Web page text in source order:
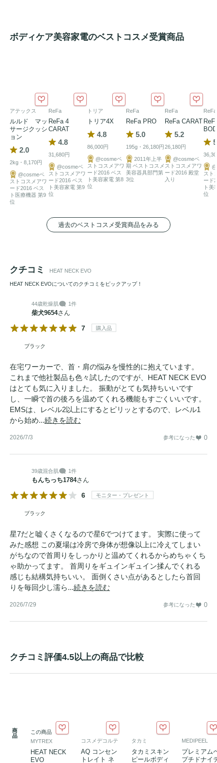
パッドを採用することで、首から肩まわりまで広範囲を一気
135％**向上するという結果が得られました。
*自社従来品比
**自社従来品と比較したアンケート結果/自社調べ n＝14
ボディケア美容家電のベストコスメ受賞商品
アテックス
ルルド マッ
サージクッシ
ョン
2.0
2kg・8,170円
@cosmeベ
ストコスメアワ
ード2016 ベス
ト医療機器 第9
位
ReFa
ReFa 4
CARAT
4.8
31,680円
@cosmeベ
ストコスメアワ
ード2016 ベス
ト美容家電 第9
位
トリア
トリア4X
4.8
86,000円
@cosmeベ
ストコスメアワ
ード2016 ベス
ト美容家電 第8
位
ReFa
ReFa PRO
5.0
195g・26,180円
2011年上半
期 ベストコスメ
美容器具部門第
3位
ReFa
ReFa CARAT
5.2
26,180円
@cosmeベ
ストコスメアワ
ード2016 殿堂
入り
ReFa
スト
ード
ト美
位
過去のベストコスメ受賞商品をみる
クチコミ HEAT NECK EVO
HEAT NECK EVOについてのクチコミをピックアップ！
44歳乾燥肌 1件
柴犬9654さん
7 購入品
ブラック
在宅ワーカーで、首・肩の悩みを慢性的に抱えています。
これまで他社製品も色々試したのですが、HEAT NECK EVO
はとても気に入りました。 振動がとても気持ちいいです
し、一瞬で首の後ろを温めてくれる機能もすごくいいです。
EMSは、レベル2以上にするとピリッとするので、レベル1
から始め...続きを読む
2026/7/3 参考になった 0
39歳混合肌 1件
もんちっち1784さん
6 モニター・プレゼント
ブラック
星7だと嘘くさくなるので星6でつけてます。 実際に使って
みた感想 この夏場は冷房で身体が想像以上に冷えてしまい
がちなので首周りをしっかりと温めてくれるからめちゃくち
ゃ助かってます。 首周りをギュインギュイン揉んでくれる
感じも結構気持ちいい。 面倒くさい点があるとしたら首回
りを毎回少し濡ら...続きを読む
2026/7/29 参考になった 0
クチコミ評価4.5以上の商品で比較
商
品
この商品
MYTREX
HEAT NECK
EVO
コスメデコルテ
AQ コンセン
トレイト ネ
タカミ
タカミスキン
ピールボディ
MEDIPEEL
プレミアム
プチドナイ